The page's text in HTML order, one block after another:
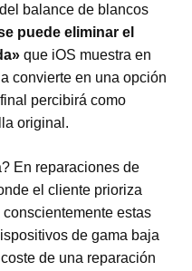
balance de blancos
puede eliminar el
que iOS muestra en
convierte en una opción
percibirá como
original.
En reparaciones de
el cliente prioriza
estas
de gama baja
de una reparación